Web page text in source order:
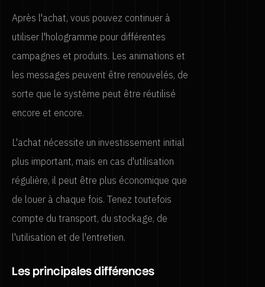
Après l'achat, vous pouvez continuer à
utiliser l'hologramme pour différentes
campagnes et produits. Les animations et
les messages peuvent être renouvelés, de
sorte que le système peut être réutilisé
encore et encore.
L'achat nécessite un investissement initial
plus important, mais en cas d'utilisation
régulière, il peut être plus économique que
de louer à chaque fois. Tenez toutefois
compte du transport, du stockage, de
l'utilisation et de l'entretien.
Les principales différences